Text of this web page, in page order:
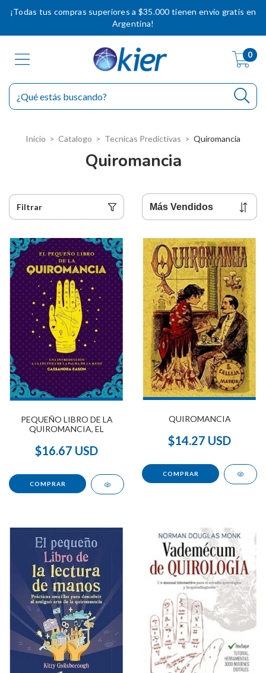
¡Todas tus compras superiores a $35.000 tienen envío gratis en
Argentina!
0
Inicio > Catalogo > Tecnicas Predictivas > Quiromancia
Quiromancia
Filtrar
PEQUEÑO LIBRO DE LA
QUIROMANCIA, EL
$16.67 USD
QUIROMANCIA
$14.27 USD